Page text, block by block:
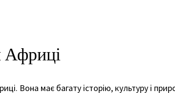
Африці
Вона має багату історію, культуру і